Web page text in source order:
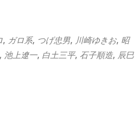
, ガロ系, つげ忠男, 川崎ゆきお, 昭
, 池上遼一, 白土三平, 石子順造, 辰巳